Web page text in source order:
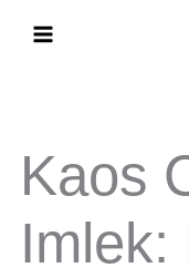
Kaos
Imlek: